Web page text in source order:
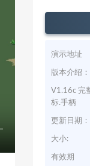
演示地址
版本介绍：
V1.16c 完
标.手柄
更新日期：
大小:
有效期